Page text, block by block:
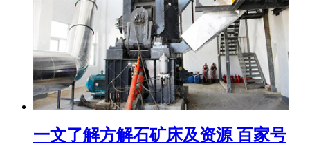
一文了解方解石矿床及资源 百家号